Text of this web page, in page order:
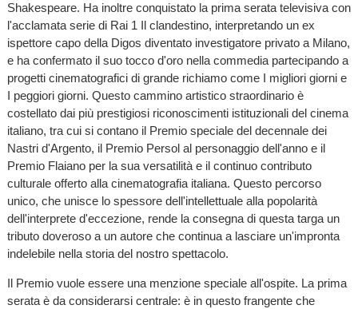
Shakespeare. Ha inoltre conquistato la prima serata televisiva con
l'acclamata serie di Rai 1 Il clandestino, interpretando un ex
ispettore capo della Digos diventato investigatore privato a Milano,
e ha confermato il suo tocco d'oro nella commedia partecipando a
progetti cinematografici di grande richiamo come I migliori giorni e
I peggiori giorni. Questo cammino artistico straordinario è
costellato dai più prestigiosi riconoscimenti istituzionali del cinema
italiano, tra cui si contano il Premio speciale del decennale dei
Nastri d'Argento, il Premio Persol al personaggio dell'anno e il
Premio Flaiano per la sua versatilità e il continuo contributo
culturale offerto alla cinematografia italiana. Questo percorso
unico, che unisce lo spessore dell'intellettuale alla popolarità
dell'interprete d'eccezione, rende la consegna di questa targa un
tributo doveroso a un autore che continua a lasciare un'impronta
indelebile nella storia del nostro spettacolo.
Il Premio vuole essere una menzione speciale all'ospite. La prima
serata è da considerarsi centrale: è in questo frangente che